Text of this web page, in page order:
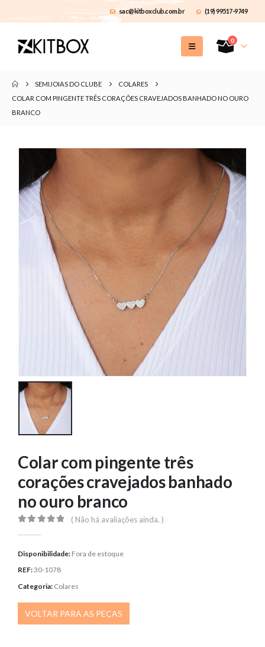
sac@kitboxclub.com.br (19) 99517-9749
0
SEMIJOIAS DO CLUBE
COLARES
COLAR COM PINGENTE TRÊS CORAÇÕES CRAVEJADOS BANHADO NO OURO
BRANCO
Colar com pingente três
corações cravejados banhado
no ouro branco
( Não há avaliações ainda. )
Disponibilidade: Fora de estoque
REF:30-1078
Categoria: Colares
VOLTAR PARA AS PEÇAS